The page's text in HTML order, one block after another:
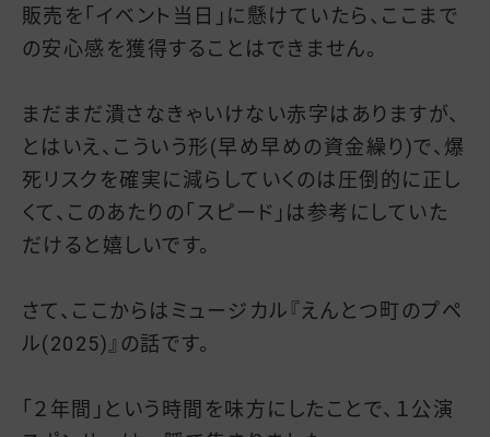
販売を「イベント当日」に懸けていたら、ここまで
の安心感を獲得することはできません。
まだまだ潰さなきゃいけない赤字はありますが、
とはいえ、こういう形(早め早めの資金繰り)で、爆
死リスクを確実に減らしていくのは圧倒的に正し
くて、このあたりの「スピード」は参考にしていた
だけると嬉しいです。
さて、ここからはミュージカル『えんとつ町のプペ
ル(2025)』の話です。
「２年間」という時間を味方にしたことで、１公演